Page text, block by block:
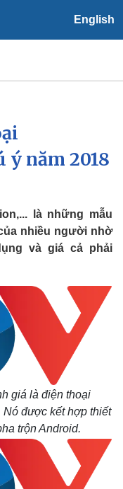
English
thời tiết
năm 2018
là những mẫu
nhiều người nhờ
và giá cả phải
giá là điện thoại
Nó được kết hợp thiết
trộn Android.